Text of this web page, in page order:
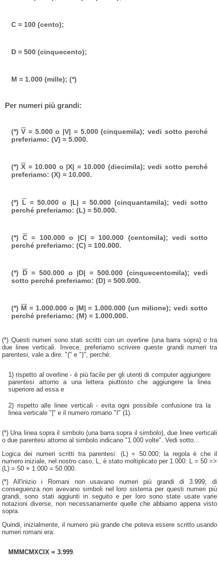
C = 100 (cento);
D = 500 (cinquecento);
M = 1.000 (mille); (*)
Per numeri più grandi:
(*)V = 5.000 o |V| = 5.000 (cinquemila); vedi sotto perché
preferiamo: (V) = 5.000.
(*)X = 10.000 o |X| = 10.000 (diecimila); vedi sotto perché
preferiamo: (X) = 10.000.
(*) L = 50.000 o |L| = 50.000 (cinquantamila); vedi sotto
perché preferiamo: (L) = 50.000.
(*)C = 100.000 o |C| = 100.000 (centomila); vedi sotto
perché preferiamo: (C) = 100.000.
(*) D= 500.000 o |D| = 500.000 (cinquecentomila); vedi
sotto perché preferiamo: (D) = 500.000.
(*) M = 1.000.000 o |M| = 1.000.000 (un milione); vedi sotto
perché preferiamo: (M) = 1.000.000.
(*) Questi numeri sono stati scritti con un overline (una barra sopra) o tra
due linee verticali. Invece, preferiamo scrivere queste grandi numeri tra
parentesi, vale a dire: "(" e ")", perché:
1) rispetto al overline - è più facile per gli utenti di computer aggiungere
parentesi attorno a una lettera piuttosto che aggiungere la linea
superiore ad essa e
2) rispetto alle linee verticali - evita ogni possibile confusione tra la
linea verticale "|" e il numero romano "I" (1).
(*) Una linea sopra il simbolo (una barra sopra il simbolo), due linee verticali
o due parentesi attorno al simbolo indicano "1.000 volte". Vedi sotto...
Logica dei numeri scritti tra parentesi: (L) = 50.000; la regola è che il
numero iniziale, nel nostro caso, L, è stato moltiplicato per 1.000: L = 50 =>
(L) = 50 × 1.000 = 50.000.
(*) All'inizio i Romani non usavano numeri più grandi di 3.999; di
conseguenza non avevano simboli nel loro sistema per questi numeri più
grandi, sono stati aggiunti in seguito e per loro sono state usate varie
notazioni diverse, non necessariamente quelle che abbiamo appena visto
sopra.
Quindi, inizialmente, il numero più grande che poteva essere scritto usando
numeri romani era:
MMMCMXCIX = 3.999.